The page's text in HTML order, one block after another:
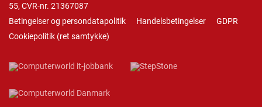
55, CVR-nr. 21367087
Betingelser og persondatapolitik
Handelsbetingelser
GDPR
Cookiepolitik (ret samtykke)